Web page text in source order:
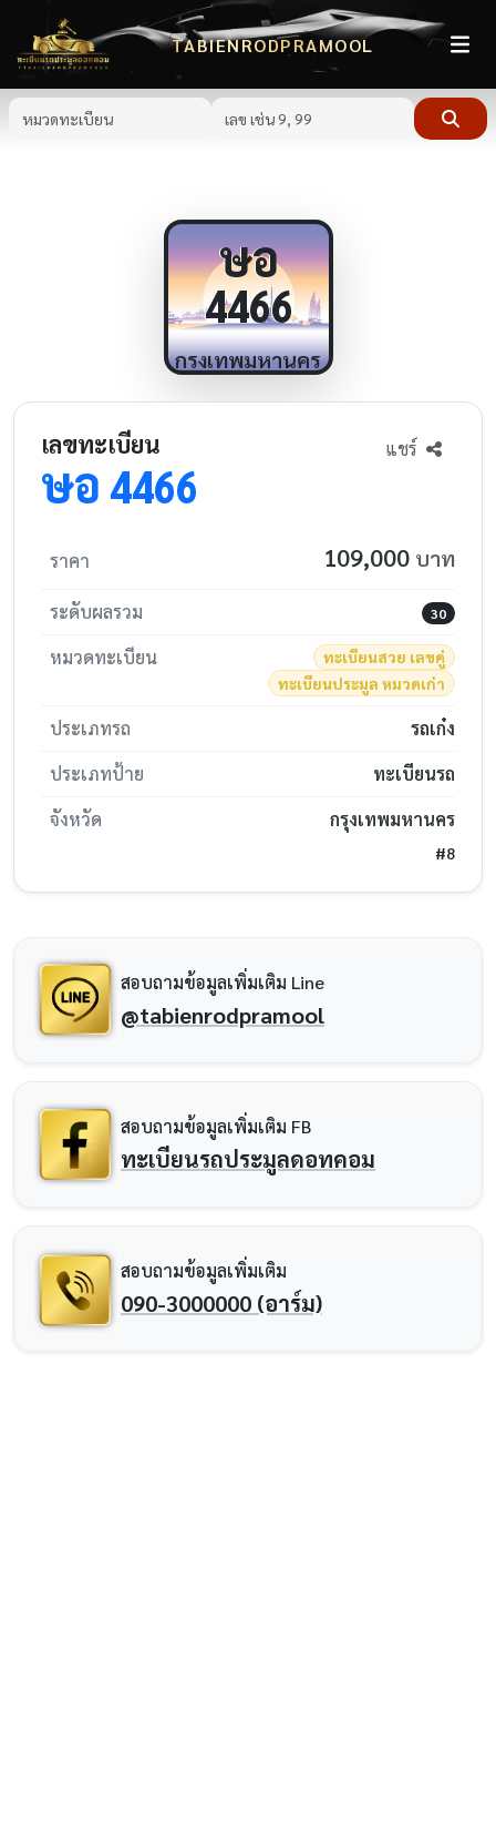
TABIENRODPRAMOOL
ษอ
4466
กรุงเทพมหานคร
เลขทะเบียน
ษอ 4466
แชร์
ราคา 109,000 บาท
ระดับผลรวม 30
หมวดทะเบียน
ทะเบียนสวย เลขคู่
ทะเบียนประมูล หมวดเก่า
ประเภทรถ
รถเก๋ง
ประเภทป้าย
ทะเบียนรถ
จังหวัด
กรุงเทพมหานคร
#8
สอบถามข้อมูลเพิ่มเติม Line
@tabienrodpramool
สอบถามข้อมูลเพิ่มเติม FB
ทะเบียนรถประมูลดอทคอม
สอบถามข้อมูลเพิ่มเติม
090-3000000 (อาร์ม)